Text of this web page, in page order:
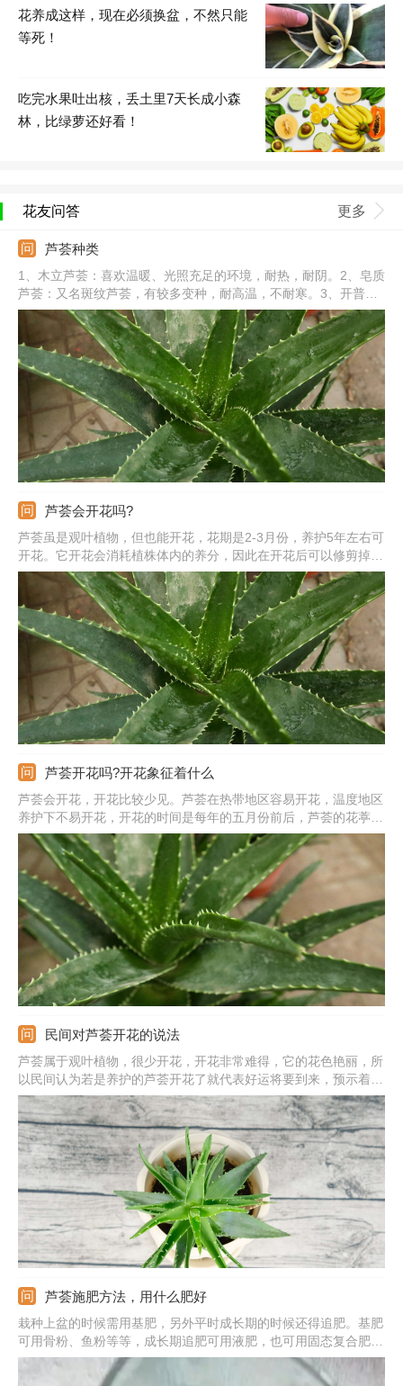
花养成这样，现在必须换盆，不然只能
等死！
吃完水果吐出核，丢土里7天长成小森
林，比绿萝还好看！
花友问答 更多
芦荟种类
1、木立芦荟：喜欢温暖、光照充足的环境，耐热，耐阴。2、皂质
芦荟：又名斑纹芦荟，有较多变种，耐高温，不耐寒。3、开普芦
荟：大型芦荟品种，别名好望角芦荟。4、多叶芦荟：指女王芦
荟，是无茎多浆植物，花期为春季到初夏期间。5、库拉索芦荟：
短茎，直立生长，冬春季开花。6、其他种类：不夜城芦荟、龙角
芦荟。
芦荟会开花吗?
芦荟虽是观叶植物，但也能开花，花期是2-3月份，养护5年左右可
开花。它开花会消耗植株体内的养分，因此在开花后可以修剪掉，
修剪后涂抹草木灰或多菌灵消毒。在养护芦荟期间，要放到阳光照
射充足的位置，让它多见阳光，及时补充水分，避免积水出现，只
有这样它的生长状态才会更好。
芦荟开花吗?开花象征着什么
芦荟会开花，开花比较少见。芦荟在热带地区容易开花，温度地区
养护下不易开花，开花的时间是每年的五月份前后，芦荟的花葶高
60-90厘米，总状花序具几十朵花，花朵下垂，花朵稀疏排列，花
朵颜色为淡黄色，带有红斑。芦荟开花象征着好运气，是一个好兆
头，代表着奇迹到来，寓意着事事顺心，一切顺利。
民间对芦荟开花的说法
芦荟属于观叶植物，很少开花，开花非常难得，它的花色艳丽，所
以民间认为若是养护的芦荟开花了就代表好运将要到来，预示着事
事顺心，心想事成，身体健康。不过芦荟开花期间会消耗掉大量养
分，也说明植株已经衰老了。若是想要它尽快恢复过来，建议将花
茎剪掉。
芦荟施肥方法，用什么肥好
栽种上盆的时候需用基肥，另外平时成长期的时候还得追肥。基肥
可用骨粉、鱼粉等等，成长期追肥可用液肥，也可用固态复合肥。
基肥选择好之后直接与基质混合，液肥需稀释然后使用，固态肥则
埋入土壤中；施肥的频率可控制在15天一次；主要使用的肥是含有